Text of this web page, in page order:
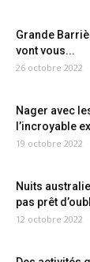
Grande
vont vous...
26 octobre 2022
Nager avec
l’incroyable
19 octobre 2022
Nuits
pas prêt
12 octobre 2022